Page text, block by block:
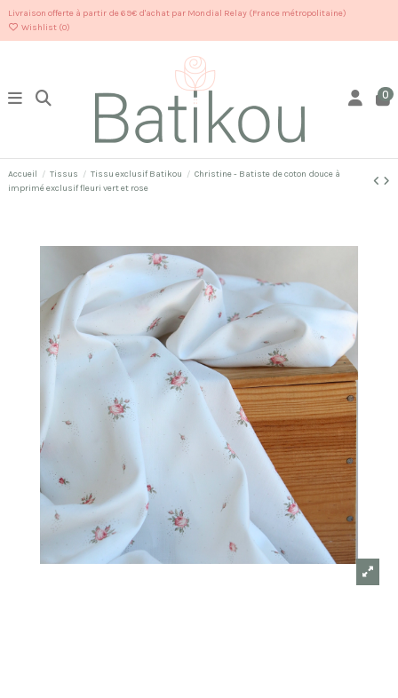
Livraison offerte à partir de 69€ d'achat par Mondial Relay (France métropolitaine)
Wishlist (0)
0
Accueil Tissus Tissu exclusif Batikou
Christine - Batiste de coton douce à
imprimé exclusif fleuri vert et rose